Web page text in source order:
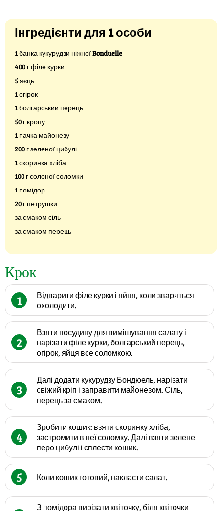
Інгредієнти для 1 особи
1 банка кукурудзи ніжноїBonduelle
400 г філе курки
5 яєць
1 огірок
1 болгарський перець
50 г кропу
1 пачка майонезу
200 г зеленої цибулі
1 скоринка хліба
100 г солоної соломки
1 помідор
20 г петрушки
за смаком сіль
за смаком перець
Крок
1
Відварити філе курки і яйця, коли зваряться
охолодити.
2
Взяти посудину для вимішування салату і
нарізати філе курки, болгарський перець,
огірок, яйця все соломкою.
3
Далі додати кукурудзу Бондюель, нарізати
свіжий кріп і заправити майонезом. Сіль,
перець за смаком.
4
Зробити кошик: взяти скоринку хліба,
застромити в неї соломку. Далі взяти зелене
перо цибулі і сплести кошик.
5 Коли кошик готовий, накласти салат.
З помідора вирізати квіточку, біля квіточки